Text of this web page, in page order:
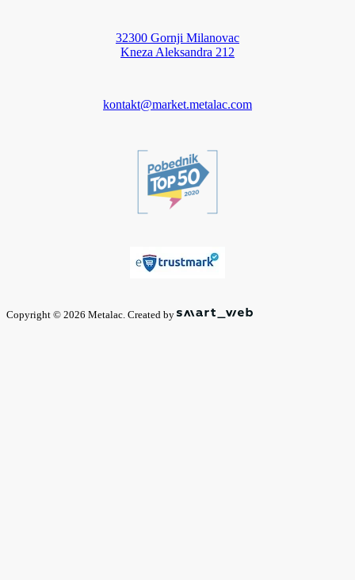
32300 Gornji Milanovac
Kneza Aleksandra 212
kontakt@market.metalac.com
Copyright © 2026 Metalac. Created by